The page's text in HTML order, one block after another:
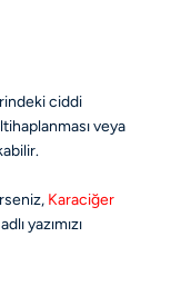
ciddi
veya
Karaciğer
adlı yazımızı